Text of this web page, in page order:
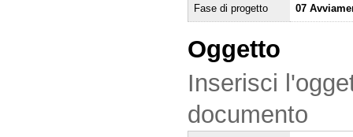
Fase di progetto 07
Oggetto
Inserisci
documento